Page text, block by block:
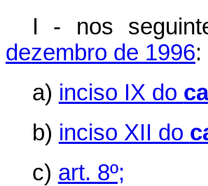
I - nos
dezembro de 1996:
a) inciso IX do
b) inciso XII do
c) art. 8º;